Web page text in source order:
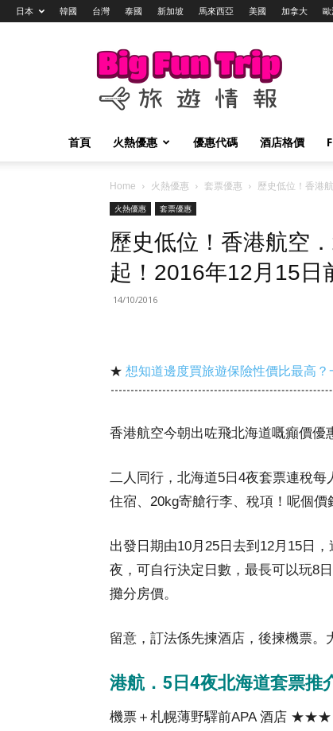
日本 韓國 台灣 泰國 新加坡 馬來西亞 美國 加拿大 歐
Big
Trip
旅
情
報
首頁 火熱優惠 優惠代碼 酒店格價
Home 火熱優惠 套票優惠
歷史低位！香港
火熱優惠
套票優惠
歷史低位！香港航空
起！2016年12月15日
14/10/2016
★ 想知道邊度買旅遊保險性價比最高
香港航空今朝出咗飛北海道嘅癲價優
二人同行，北海道5日4夜套票連稅每
住宿、20kg寄艙行李、稅項！呢個價
出發日期由10月25日去到12月15日
夜，可自行決定日數，最長可以玩8
攤分房價。
留意，訂法係先揀酒店，後揀機票。
港航．5日4夜北海道套票推
機票＋札幌薄野驛前APA 酒店 ★★★